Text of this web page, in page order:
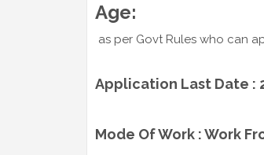
Age:
as per Govt Rules who can
Application Last Date :
Mode Of Work : Work